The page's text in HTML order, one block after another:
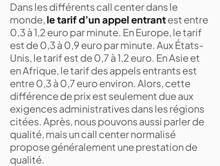
Dans les différents call center dans le
monde, le tarif d’un appel entrantest entre
0,3 à 1,2 euro par minute. En Europe, le tarif
est de 0,3 à 0,9 euro par minute. Aux États-
Unis, le tarif est de 0,7 à 1,2 euro. En Asie et
en Afrique, le tarif des appels entrants est
entre 0,3 à 0,7 euro environ. Alors, cette
différence de prix est seulement due aux
exigences administratives dans les régions
citées. Après, nous pouvons aussi parler de
qualité, mais un call center normalisé
propose généralement une prestation de
qualité.